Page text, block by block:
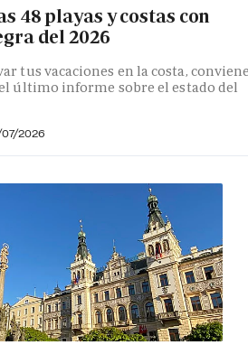
48 playas y costas con
del 2026
tus vacaciones en la costa,
último informe sobre el estado del
07/2026